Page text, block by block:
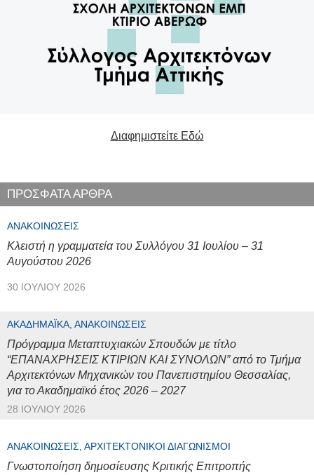
Διαφημιστείτε Εδώ
ΠΡΟΣΦΑΤΑ ΑΡΘΡΑ
ΑΝΑΚΟΙΝΏΣΕΙΣ
Κλειστή η γραμματεία του Συλλόγου 31 Ιουλίου – 31
Αυγούστου 2026
30 ΙΟΥΛΊΟΥ 2026
ΑΚΑΔΗΜΑΪΚΆ, ΑΝΑΚΟΙΝΏΣΕΙΣ
Πρόγραμμα Μεταπτυχιακών Σπουδών με τίτλο
“ΕΠΑΝΑΧΡΗΣΕΙΣ ΚΤΙΡΙΩΝ ΚΑΙ ΣΥΝΟΛΩΝ” από το Τμήμα
Αρχιτεκτόνων Μηχανικών του Πανεπιστημίου Θεσσαλίας,
για το Ακαδημαϊκό έτος 2026 – 2027
28 ΙΟΥΛΊΟΥ 2026
ΑΝΑΚΟΙΝΏΣΕΙΣ, ΑΡΧΙΤΕΚΤΟΝΙΚΟΊ ΔΙΑΓΩΝΙΣΜΟΊ
Γνωστοποίηση δημοσίευσης Κριτικής Επιτροπής